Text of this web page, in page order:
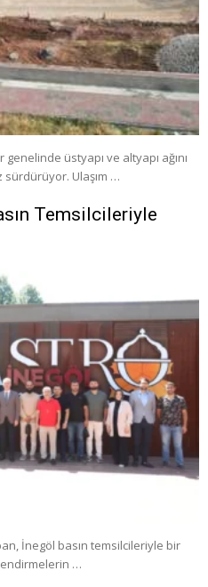
üstyapı ve altyapı ağını
sürdürüyor. Ulaşım …
Temsilcileriyle
İnegöl basın temsilcileriyle bir
…